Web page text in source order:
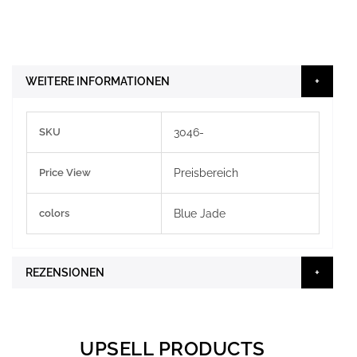
WEITERE INFORMATIONEN
Informationen
SKU 3046-
Price View Preisbereich
colors Blue Jade
REZENSIONEN
UPSELL PRODUCTS